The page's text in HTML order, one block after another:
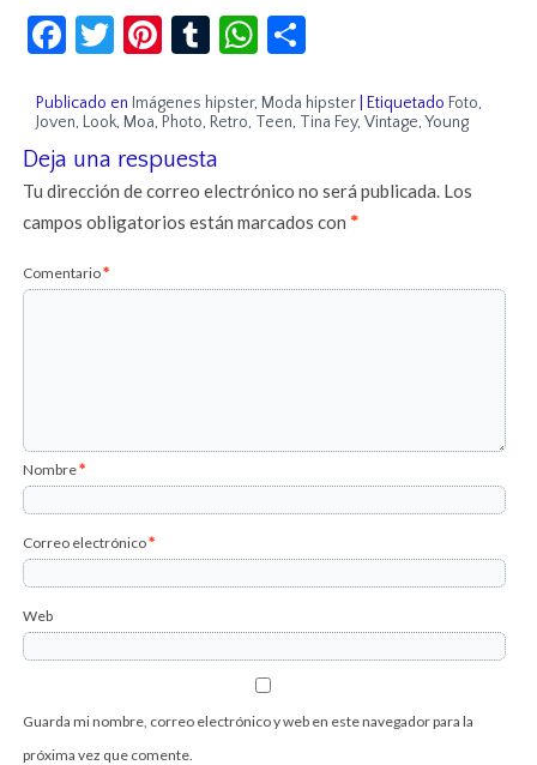
Facebook
Twitter
Pinterest
TumblrWhatsApp
Publicado en Imágenes hipster, Moda hipster |Etiquetado Foto,
Joven, Look, Moa, Photo, Retro, Teen, Tina Fey,Vintage,Young
Deja una respuesta
Tu dirección de correo electrónico no será publicada. Los
campos obligatorios están marcados con*
Comentario*
Nombre*
Correo electrónico*
Web
Guarda mi nombre, correo electrónico y web en este navegador para la
próxima vez que comente.